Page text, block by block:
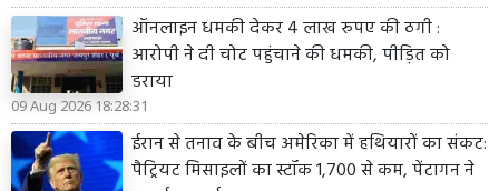
ऑनलाइन धमकी देकर 4 लाख रुपए की ठगी :
आरोपी ने दी चोट पहुंचाने की धमकी, पीड़ित को
डराया
09 Aug 2026 18:28:31
ईरान से तनाव के बीच अमेरिका में हथियारों का संकट:
पैट्रियट मिसाइलों का स्टॉक 1,700 से कम, पेंटागन ने